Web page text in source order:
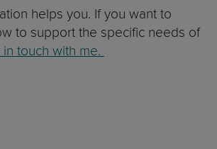
helps you. If you want to
to support the specific needs of
touch with me.